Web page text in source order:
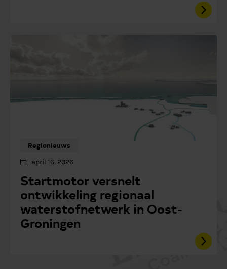
Regionieuws
april 16, 2026
Startmotor versnelt
ontwikkeling regionaal
waterstofnetwerk in Oost-
Groningen